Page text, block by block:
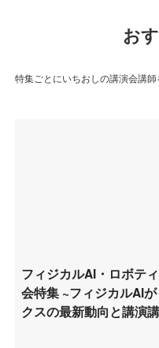
お
特集ごとにいちおしの講演会講
フィジカルAI・ロボテ
会特集 ~フィジカルAI
クスの最新動向と講演